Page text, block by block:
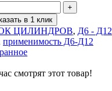
в 1 клик
ЦИЛИНДРОВ, Д6 - Д12
применимость Д6-Д12
смотрят этот товар!